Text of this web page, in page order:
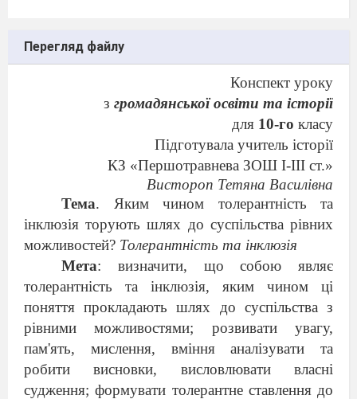
Перегляд файлу
Конспект уроку
з громадянської освіти та історії
для 10-го класу
Підготувала учитель історії
КЗ «Першотравнева ЗОШ І-ІІІ ст.»
Вистороп Тетяна Василівна
Тема. Яким чином толерантність та
інклюзія торують шлях до суспільства рівних
можливостей? Толерантність та інклюзія
Мета: визначити, що собою являє
толерантність та інклюзія, яким чином ці
поняття прокладають шлях до суспільства з
рівними можливостями; розвивати увагу,
пам'ять, мислення, вміння аналізувати та
робити висновки, висловлювати власні
судження; формувати толерантне ставлення до